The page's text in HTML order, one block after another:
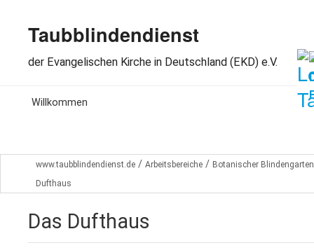
Taubblindendienst
der Evangelischen Kirche in Deutschland (EKD) e.V.
Willkommen
Spenden
www.taubblindendienst.de / Arbeitsbereiche / Botanischer Blindengarten
Dufthaus
Das Dufthaus